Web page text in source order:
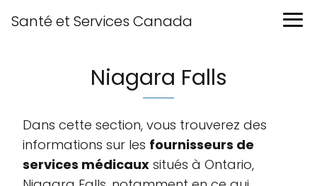
Santé et Services Canada
Niagara Falls
Dans cette section, vous trouverez des
informations sur les fournisseurs de
services médicaux situés à Ontario,